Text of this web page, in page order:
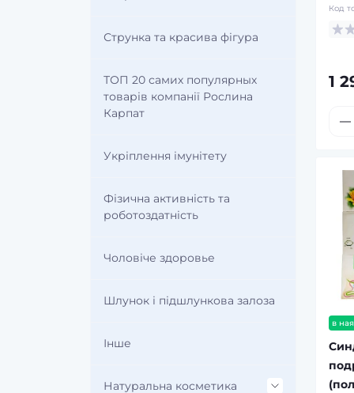
Струнка та красива фігура
ТОП 20 самих популярных
товарів компанії Рослина
Карпат
Укріплення імунітету
Фізична активність та
роботоздатність
Чоловіче здоровье
Шлунок і підшлункова залоза
Інше
Натуральна косметика
Код
1
в